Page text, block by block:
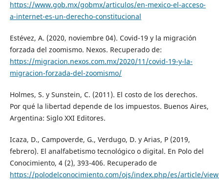
https://www.gob.mx/gobmx/articulos/en-mexico-el-acceso-
a-internet-es-un-derecho-constitucional
Estévez, A. (2020, noviembre 04). Covid-19 y la migración
forzada del zoomismo. Nexos. Recuperado de:
https://migracion.nexos.com.mx/2020/11/covid-19-y-la-
migracion-forzada-del-zoomismo/
Holmes, S. y Sunstein, C. (2011). El costo de los derechos.
Por qué la libertad depende de los impuestos. Buenos Aires,
Argentina: Siglo XXI Editores.
Icaza, D., Campoverde, G., Verdugo, D. y Arias, P (2019,
febrero). El analfabetismo tecnológico o digital. En Polo del
Conocimiento, 4 (2), 393-406. Recuperado de
https://polodelconocimiento.com/ojs/index.php/es/article/